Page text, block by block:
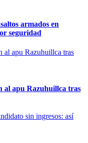
armados en
seguridad
al apu Razuhuillca tras